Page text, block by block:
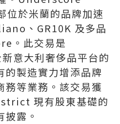
於米蘭的品牌加速
、GR10K 及多品
。此交易是
意大利奢侈品平台的
的製造實力增添品牌
務等業務。該交易獲
現有股東基礎的
露。